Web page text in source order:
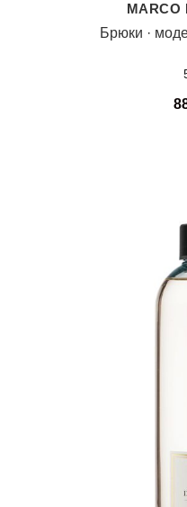
MARCO
Брюки ·